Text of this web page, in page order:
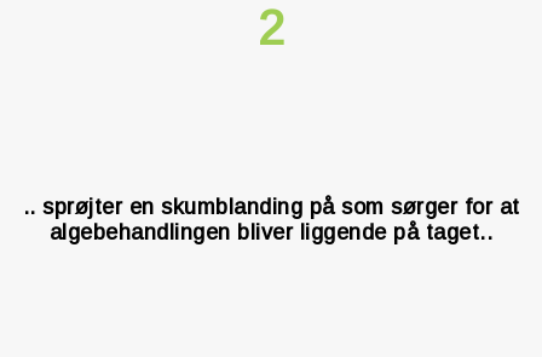
2
.. sprøjter en skumblanding på som sørger for at
algebehandlingen bliver liggende på taget..